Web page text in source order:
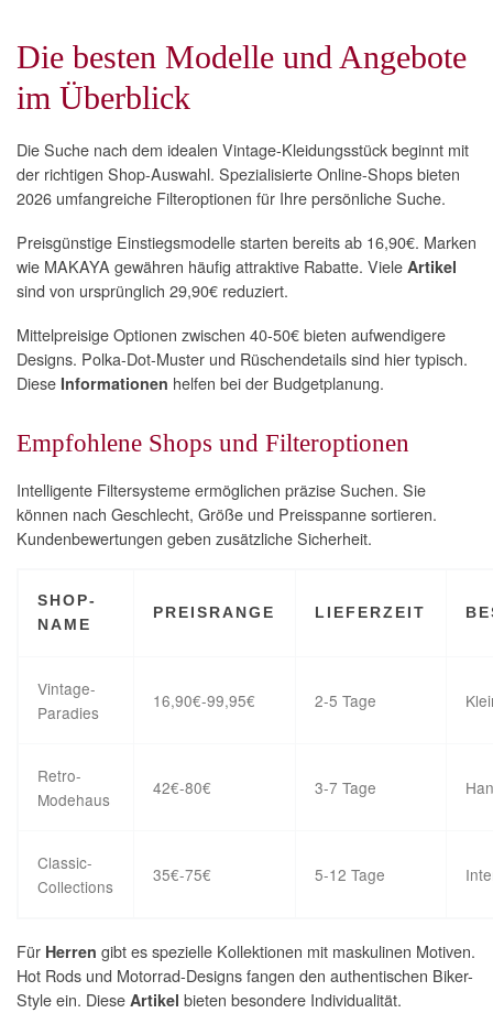
Die besten Modelle und Angebote
im Überblick
Die Suche nach dem idealen Vintage-Kleidungsstück beginnt mit
der richtigen Shop-Auswahl. Spezialisierte Online-Shops bieten
2026 umfangreiche Filteroptionen für Ihre persönliche Suche.
Preisgünstige Einstiegsmodelle starten bereits ab 16,90€. Marken
wie MAKAYA gewähren häufig attraktive Rabatte. Viele Artikel
sind von ursprünglich 29,90€ reduziert.
Mittelpreisige Optionen zwischen 40-50€ bieten aufwendigere
Designs. Polka-Dot-Muster und Rüschendetails sind hier typisch.
Diese Informationen helfen bei der Budgetplanung.
Empfohlene Shops und Filteroptionen
Intelligente Filtersysteme ermöglichen präzise Suchen. Sie
können nach Geschlecht, Größe und Preisspanne sortieren.
Kundenbewertungen geben zusätzliche Sicherheit.
SHOP-
NAME
PREISRANGE LIEFERZEIT
Vintage-
Paradies
16,90€-99,95€ 2-5 Tage
Retro-
Modehaus
42€-80€ 3-7 Tage
Classic-
Collections
35€-75€ 5-12 Tage
Für Herren gibt es spezielle Kollektionen mit maskulinen Motiven.
Hot Rods und Motorrad-Designs fangen den authentischen Biker-
Style ein. Diese Artikel bieten besondere Individualität.